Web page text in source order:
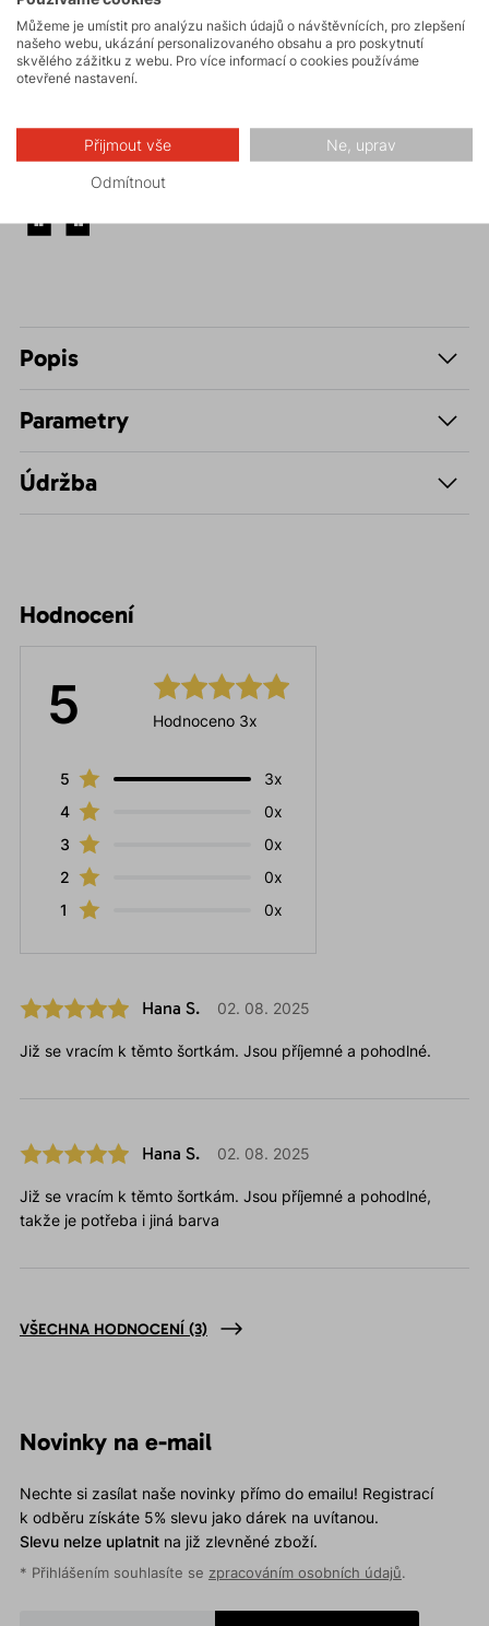
Turistika
ferraty
Volnočasové –
Popis
Parametry
Údržba
Hodnocení
5 Hodnoceno 3x
5
3x
4
0x
3
0x
2
0x
1
0x
Hana S. 02. 08. 2025
Již se vracím k těmto šortkám. Jsou příjemné a pohodlné.
Hana S. 02. 08. 2025
Již se vracím k těmto šortkám. Jsou příjemné a pohodlné,
takže je potřeba i jiná barva
VŠECHNA HODNOCENÍ (3)
Novinky na e-mail
Nechte si zasílat naše novinky přímo do emailu! Registrací
k odběru získáte 5% slevu jako dárek na uvítanou.
Slevu nelze uplatnitna již zlevněné zboží.
* Přihlášením souhlasíte se zpracováním osobních údajů.
Můžeme je umístit pro analýzu našich údajů o návštěvnících, pro zlepšení
našeho webu, ukázání personalizovaného obsahu a pro poskytnutí
skvělého zážitku z webu. Pro více informací o cookies používáme
otevřené nastavení.
Přijmout vše Ne, uprav
Odmítnout